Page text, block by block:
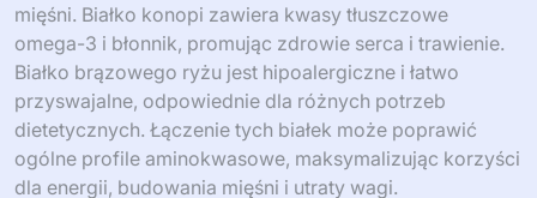
mięśni. Białko konopi zawiera kwasy tłuszczowe
omega-3 i błonnik, promując zdrowie serca i trawienie.
Białko brązowego ryżu jest hipoalergiczne i łatwo
przyswajalne, odpowiednie dla różnych potrzeb
dietetycznych. Łączenie tych białek może poprawić
ogólne profile aminokwasowe, maksymalizując korzyści
dla energii, budowania mięśni i utraty wagi.